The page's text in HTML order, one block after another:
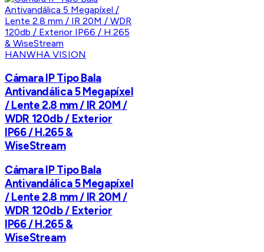
HANWHA VISION
Cámara IP Tipo Bala
Antivandálica 5 Megapíxel
/ Lente 2.8 mm / IR 20M /
WDR 120db / Exterior
IP66 / H.265 &
WiseStream
Cámara IP Tipo Bala
Antivandálica 5 Megapíxel
/ Lente 2.8 mm / IR 20M /
WDR 120db / Exterior
IP66 / H.265 &
WiseStream